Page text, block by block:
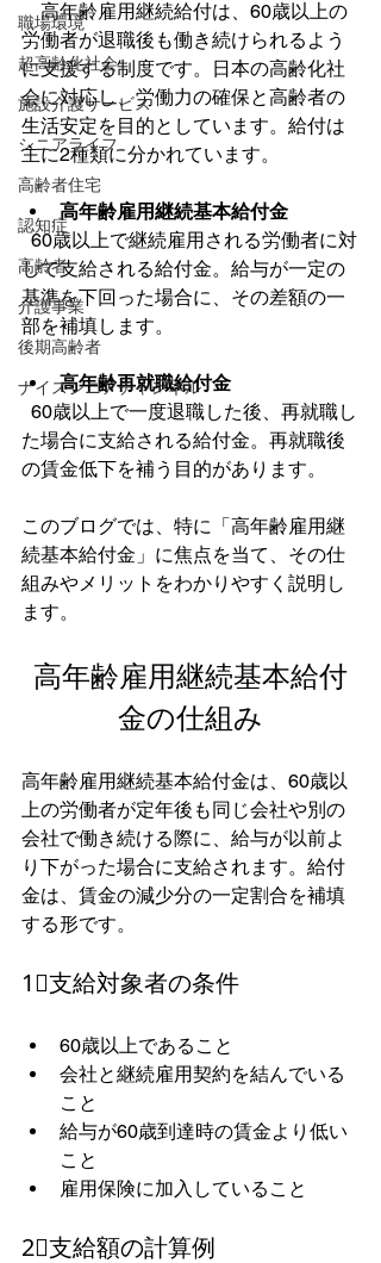
職場環境
超高齢化社会
施設介護サービス
シニアライフ
高齢者住宅
認知症
高齢者
介護事業
後期高齢者
ナイスシニアチャンネル
高年齢雇用継続給付は、60歳以上の
労働者が退職後も働き続けられるよう
に支援する制度です。日本の高齢化社
会に対応し、労働力の確保と高齢者の
生活安定を目的としています。給付は
主に2種類に分かれています。
高年齢雇用継続基本給付金
  60歳以上で継続雇用される労働者に対
して支給される給付金。給与が一定の
基準を下回った場合に、その差額の一
部を補填します。
高年齢再就職給付金
た場合に支給される給付金。再就職後
の賃金低下を補う目的があります。
このブログでは、特に「高年齢雇用継
続基本給付金」に焦点を当て、その仕
組みやメリットをわかりやすく説明し
ます。
高年齢雇用継続基本給付
金の仕組み
高年齢雇用継続基本給付金は、60歳以
上の労働者が定年後も同じ会社や別の
会社で働き続ける際に、給与が以前よ
り下がった場合に支給されます。給付
金は、賃金の減少分の一定割合を補填
する形です。
1⃣支給対象者の条件
60歳以上であること
会社と継続雇用契約を結んでいる
こと
給与が60歳到達時の賃金より低い
こと
雇用保険に加入していること
2⃣支給額の計算例